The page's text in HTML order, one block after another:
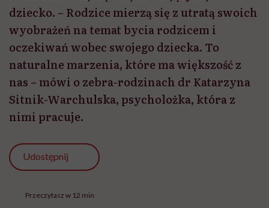
dziecko. – Rodzice mierzą się z utratą swoich
wyobrażeń na temat bycia rodzicem i
oczekiwań wobec swojego dziecka. To
naturalne marzenia, które ma większość z
nas – mówi o zebra-rodzinach dr Katarzyna
Sitnik-Warchulska, psycholożka, która z
nimi pracuje.
Udostępnij
Przeczytasz w 12 min